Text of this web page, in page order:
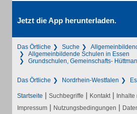
Jetzt die App herunterladen.
Das Örtliche Suche
Allgemeinbildende Schulen in Essen
Grundschulen, Gemeinschafts-
Das Örtliche Nordrhein-Westfalen
Startseite | Suchbegriffe | Kontakt | Inhalte
Impressum | Nutzungsbedingungen |